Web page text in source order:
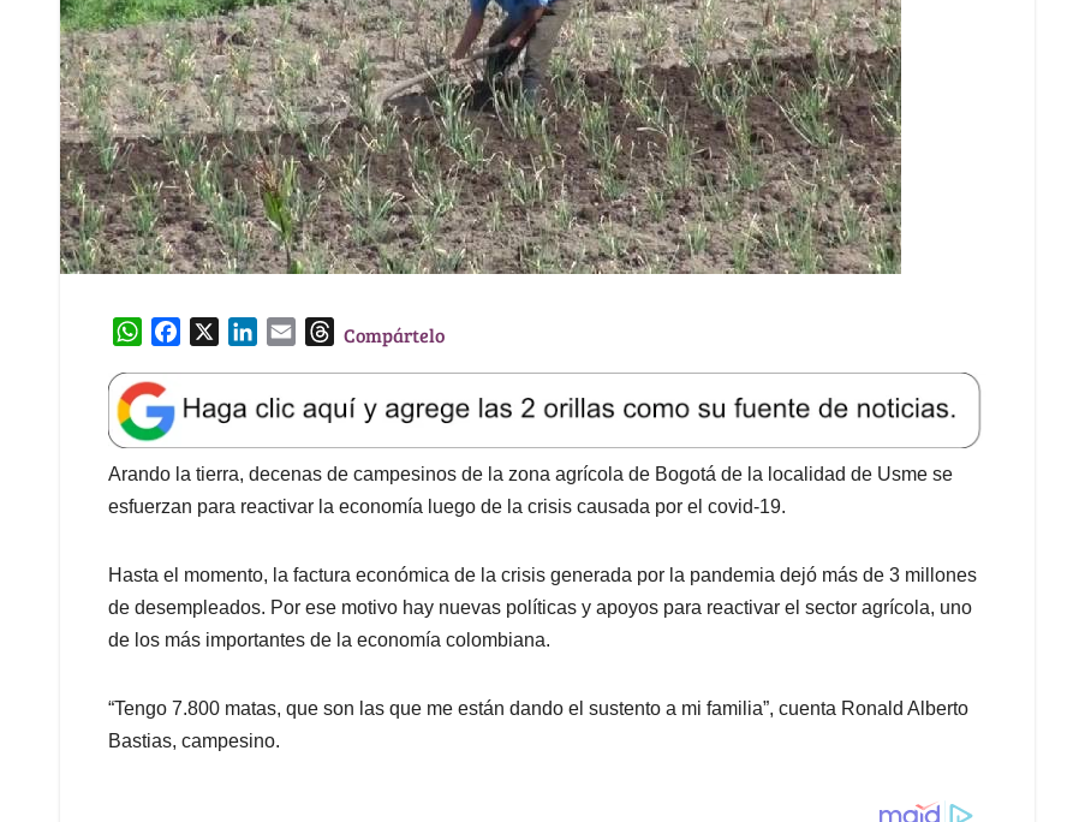
W
a
t
s
A
p
e
b
o
o
k
e
d
I
l
T
e
a
d
s
Compártelo
Arando la tierra, decenas de campesinos de la zona agrícola de Bogotá de la localidad de Usme se
esfuerzan para reactivar la economía luego de la crisis causada por el covid-19.
Hasta el momento, la factura económica de la crisis generada por la pandemia dejó más de 3 millones
de desempleados. Por ese motivo hay nuevas políticas y apoyos para reactivar el sector agrícola, uno
de los más importantes de la economía colombiana.
“Tengo 7.800 matas, que son las que me están dando el sustento a mi familia”, cuenta Ronald Alberto
Bastias, campesino.